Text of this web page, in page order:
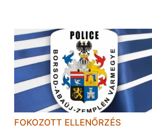
FOKOZOTT ELLENŐRZÉS